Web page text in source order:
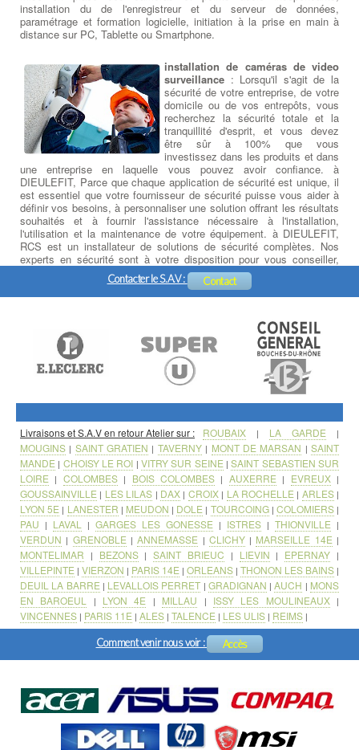
installation du de l'enregistreur et du serveur de données,
paramétrage et formation logicielle, initiation à la prise en main à
distance sur PC, Tablette ou Smartphone.
installation de caméras de video
surveillance : Lorsqu'il s'agit de la
sécurité de votre entreprise, de votre
domicile ou de vos entrepôts, vous
recherchez la sécurité totale et la
tranquillité d'esprit, et vous devez
être sûr à 100% que vous
investissez dans les produits et dans
une entreprise en laquelle vous pouvez avoir confiance. à
DIEULEFIT, Parce que chaque application de sécurité est unique, il
est essentiel que votre fournisseur de sécurité puisse vous aider à
définir vos besoins, à personnaliser une solution offrant les résultats
souhaités et à fournir l'assistance nécessaire à l'installation,
l'utilisation et la maintenance de votre équipement. à DIEULEFIT,
RCS est un installateur de solutions de sécurité complètes. Nos
experts en sécurité sont à votre disposition pour vous conseiller,
analyser vos besoins, concevoir des solutions et réaliser les plans
d'installation de vos équipements de sécurité.
Contacter le S.A.V : Contact
Livraisons et S.A.V en retour Atelier sur : ROUBAIX | LA GARDE |
MOUGINS | SAINT GRATIEN | TAVERNY| MONT DE MARSAN |SAINT
MANDE | CHOISY LE ROI |VITRY SUR SEINE |SAINT SEBASTIEN SUR
LOIRE | COLOMBES| BOIS COLOMBES | AUXERRE | EVREUX|
GOUSSAINVILLE | LES LILAS | DAX| CROIX| LA ROCHELLE | ARLES|
LYON 5E | LANESTER | MEUDON | DOLE | TOURCOING| COLOMIERS|
PAU | LAVAL | GARGES LES GONESSE | ISTRES | THIONVILLE |
VERDUN | GRENOBLE |ANNEMASSE | CLICHY| MARSEILLE 14E |
MONTELIMAR | BEZONS|SAINT BRIEUC | LIEVIN | EPERNAY |
VILLEPINTE | VIERZON | PARIS 14E | ORLEANS | THONON LES BAINS |
DEUIL LA BARRE | LEVALLOIS PERRET | GRADIGNAN |AUCH | MONS
EN BAROEUL
| LYON 4E | MILLAU | ISSY LES MOULINEAUX|
VINCENNES | PARIS 11E | ALES | TALENCE | LES ULIS | REIMS |
Comment venir nous voir : Accès